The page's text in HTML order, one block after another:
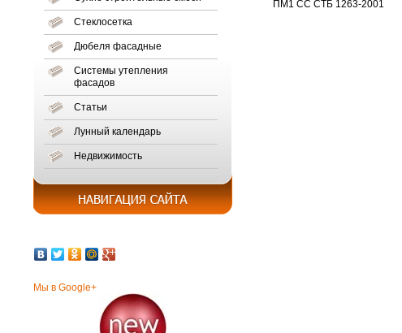
Стеклосетка
Дюбеля фасадные
Системы утепления
фасадов
Статьи
Лунный календарь
Недвижимость
Мы в Google+
ПМ1 СС СТБ 1263-2001